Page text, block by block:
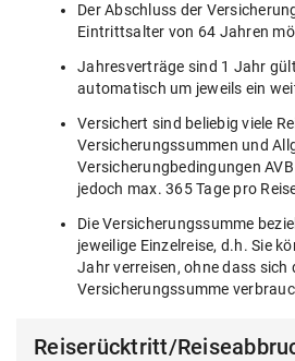
Der Abschluss der
Eintrittsalter von 64 Jahren
Jahresverträge sind 1 Jahr
automatisch um jeweils ein
Versichert sind beliebig viele
Versicherungssummen und
Versicherungbedingungen
jedoch max. 365 Tage pro
Die Versicherungssumme
jeweilige Einzelreise, d.h. Sie
Jahr verreisen, ohne dass sich
Versicherungssumme
Reiserücktritt/